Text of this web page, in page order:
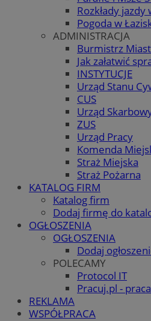
Rozkłady jazdy
Pogoda w
ADMINISTRACJA
Burmistrz
Jak załatwić
INSTYTUCJE
Urząd Stanu
CUS
Urząd
ZUS
Urząd Pracy
Komenda
Straż Miejska
Straż Pożarna
KATALOG FIRM
Katalog firm
Dodaj firmę do
OGŁOSZENIA
OGŁOSZENIA
Dodaj
POLECAMY
Protocol IT
Pracuj.pl -
REKLAMA
WSPÓŁPRACA